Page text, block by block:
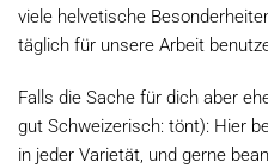
viele helvetische
täglich für unsere Arbeit
Falls die Sache für dich aber
gut Schweizerisch: tönt): Hier
in jeder Varietät, und gerne